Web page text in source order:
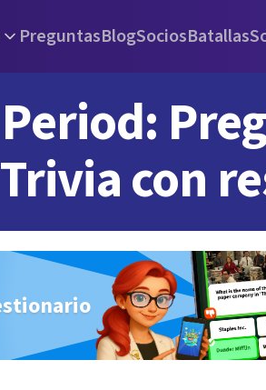
PreguntasBlogSociosBatallas
Period:
Trivia con